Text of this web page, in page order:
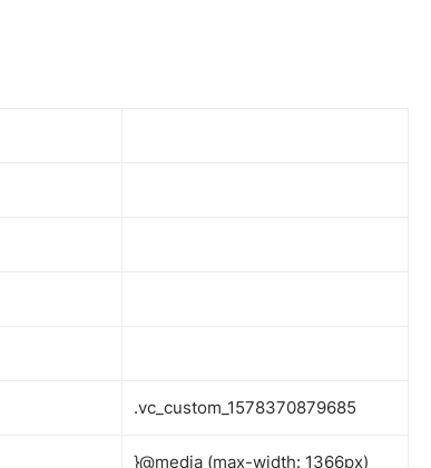
.vc_custom_1578370879685
}@media (max-width: 1366px)